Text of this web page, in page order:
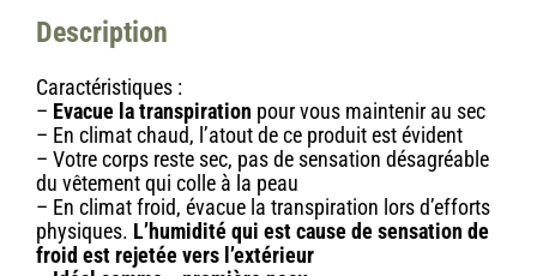
Description
Caractéristiques :
– Evacue la transpiration pour vous maintenir au sec
– En climat chaud, l’atout de ce produit est évident
– Votre corps reste sec, pas de sensation désagréable
du vêtement qui colle à la peau
– En climat froid, évacue la transpiration lors d’efforts
physiques. L’humidité qui est cause de sensation de
froid est rejetée vers l’extérieur